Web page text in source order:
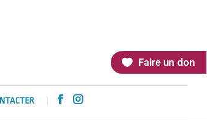
Faire un don
 